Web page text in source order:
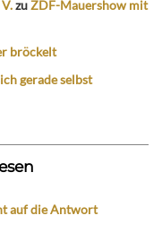
zuZDF-Mauershow mit
bröckelt
gerade selbst
auf die Antwort